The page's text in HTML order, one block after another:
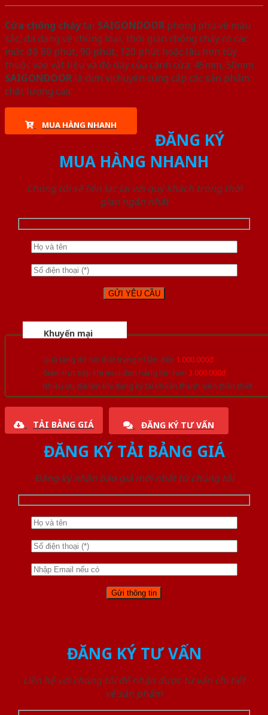
Cửa chống cháytại SAIGONDOOR phong phú về màu
sắc, đa dạng về chủng loại, thời gian chống cháy có các
mức độ 60 phút, 90 phút, 120 phút hoặc lâu hơn tùy
thuộc vào vật liệu và độ dày của cánh cửa: 45mm, 50mm.
SAIGONDOOR là đơn vị chuyên cung cấp các sản phẩm
chất lượng cao.
MUA HÀNG NHANH
ĐĂNG KÝ
MUA HÀNG NHANH
Chúng tôi sẽ liên lạc lại với quý khách trong thời
gian ngắn nhất
Khuyến mại
Quà tặng đồ nội thất trang trí lên đến 1.000.000đ
Giảm trực tiếp khi mua đơn hàng lớn hơn 3.000.000đ
Nhiều ưu đãi lớn khi đăng ký tài khoản thành viên thân thiết
TẢI BẢNG GIÁ ĐĂNG KÝ TƯ VẤN
ĐĂNG KÝ TẢI BẢNG GIÁ
Đăng ký nhận báo giá mới nhất từ chúng tôi
ĐĂNG KÝ TƯ VẤN
Liên hệ với chúng tôi để nhận được tư vấn chi tiết
về sản phẩm